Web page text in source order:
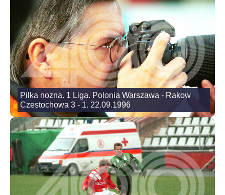
Pilka nozna. 1 Liga. Polonia Warszawa - Rakow
Czestochowa 3 - 1. 22.09.1996